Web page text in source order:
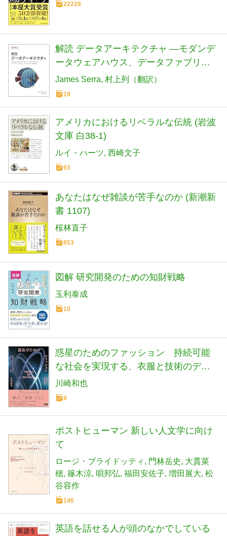
22228
解読 データアーキテクチャ ―モダンデ
ータウェアハウス、データファブリッ
ク、データレイクハウス、データメッ
シュの選び方
James Serra 村上列（翻訳）
19
アメリカにおけるリベラルな伝統 (岩波
文庫 白38-1)
ルイ・ハーツ 西崎文子
93
あなたはなぜ雑談が苦手なのか (新潮新
書 1107)
桜林直子
853
図解 研究開発のための知財戦略
玉利泰成
10
惑星のためのファッション 持続可能
な社会を実現する、衣服と技術のデザ
イン戦略
川崎和也
8
ポストヒューマン 新しい人文学に向け
て
ロージ・ブライドッティ 門林岳史
大貫菜
穂 篠木涼 唄邦弘 福田安佐子 増田展大 松
谷容作
146
英語を話せる人が頭のなかでしている